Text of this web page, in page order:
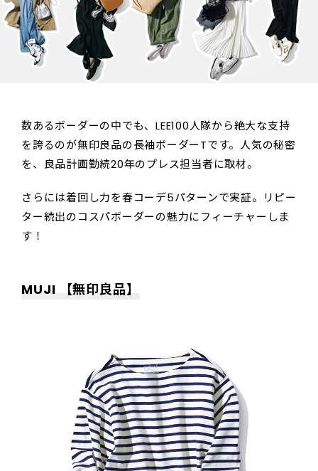
数あるボーダーの中でも、LEE100人隊から絶大な支持
を誇るのが無印良品の長袖ボーダーTです。人気の秘密
を、良品計画勤続20年のプレス担当者に取材。
さらには着回し力を春コーデ5パターンで実証。リピー
ター続出のコスパボーダーの魅力にフィーチャーしま
す！
MUJI 【無印良品】